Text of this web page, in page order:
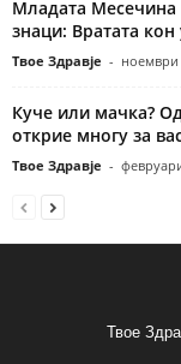
Младата
знаци: Вратата кон
Твое Здравје - ноември
Куче или мачка?
открие многу за
Твое Здравје -
Твое